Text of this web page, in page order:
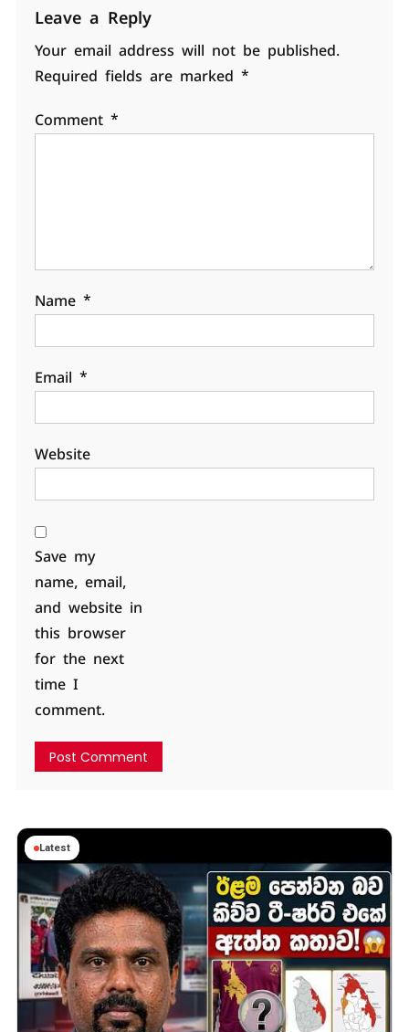
Leave a Reply
Your email address will not be published.
Required fields are marked *
Comment *
Name *
Email *
Website
Save my
name, email,
and website in
this browser
for the next
time I
comment.
Latest